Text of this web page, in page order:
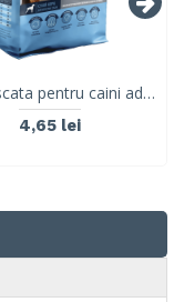
Hrana uscata pentru caini adulti, CHARLI, carne, 500G
4,65 lei